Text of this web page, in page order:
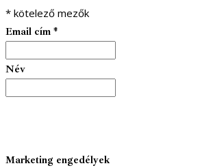
* kötelező mezők
Email cím *
Név
Marketing engedélyek